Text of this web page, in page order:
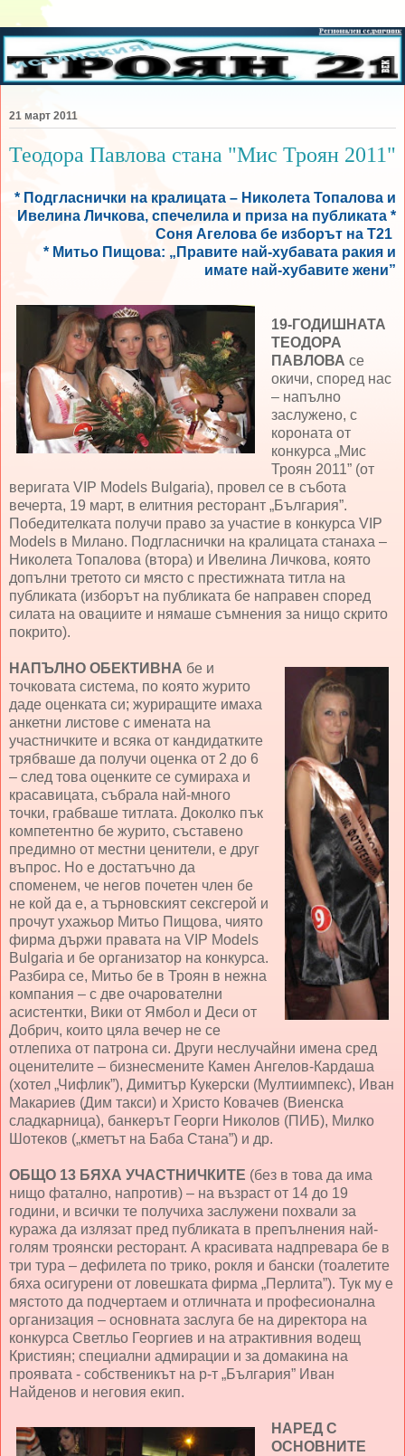
21 март 2011
Теодора Павлова стана "Мис Троян 2011"
* Подгласнички на кралицата – Николета Топалова и
Ивелина Личкова, спечелила и приза на публиката *
Соня Агелова бе изборът на Т21
* Митьо Пищова: „Правите най-хубавата ракия и
имате най-хубавите жени”
19-ГОДИШНАТА
ТЕОДОРА
ПАВЛОВА се
окичи, според нас
– напълно
заслужено, с
короната от
конкурса „Мис
Троян 2011” (от
веригата VIP Models Bulgaria), провел се в събота
вечерта, 19 март, в елитния ресторант „България”.
Победителката получи право за участие в конкурса VIP
Models в Милано. Подгласнички на кралицата станаха –
Николета Топалова (втора) и Ивелина Личкова, която
допълни третото си място с престижната титла на
публиката (изборът на публиката бе направен според
силата на овациите и нямаше съмнения за нищо скрито
покрито).
НАПЪЛНО ОБЕКТИВНА бе и
точковата система, по която журито
даде оценката си; журиращите имаха
анкетни листове с имената на
участничките и всяка от кандидатките
трябваше да получи оценка от 2 до 6
– след това оценките се сумираха и
красавицата, събрала най-много
точки, грабваше титлата. Доколко пък
компетентно бе журито, съставено
предимно от местни ценители, е друг
въпрос. Но е достатъчно да
споменем, че негов почетен член бе
не кой да е, а търновският сексгерой и
прочут ухажьор Митьо Пищова, чиято
фирма държи правата на VIP Models
Bulgaria и бе организатор на конкурса.
Разбира се, Митьо бе в Троян в нежна
компания – с две очарователни
асистентки, Вики от Ямбол и Деси от
Добрич, които цяла вечер не се
отлепиха от патрона си. Други неслучайни имена сред
оценителите – бизнесмените Камен Ангелов-Кардаша
(хотел „Чифлик”), Димитър Кукерски (Мултиимпекс), Иван
Макариев (Дим такси) и Христо Ковачев (Виенска
сладкарница), банкерът Георги Николов (ПИБ), Милко
Шотеков („кметът на Баба Стана”) и др.
ОБЩО 13 БЯХА УЧАСТНИЧКИТЕ (без в това да има
нищо фатално, напротив) – на възраст от 14 до 19
години, и всички те получиха заслужени похвали за
куража да излязат пред публиката в препълнения най-
голям троянски ресторант. А красивата надпревара бе в
три тура – дефилета по трико, рокля и бански (тоалетите
бяха осигурени от ловешката фирма „Перлита”). Тук му е
мястото да подчертаем и отличната и професионална
организация – основната заслуга бе на директора на
конкурса Светльо Георгиев и на атрактивния водещ
Кристиян; специални адмирации и за домакина на
проявата - собственикът на р-т „България” Иван
Найденов и неговия екип.
НАРЕД С
ОСНОВНИТЕ